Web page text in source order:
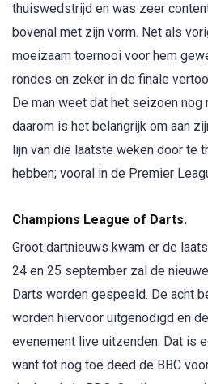
thuiswedstrijd en was zeer
bovenal met zijn vorm. Net als
moeizaam toernooi voor hem
rondes en zeker in de finale
De man weet dat het seizoen nog
daarom is het belangrijk om aan
lijn van die laatste weken door te
hebben; vooral in de Premier
Champions League of Darts.
Groot dartnieuws kwam er de
24 en 25 september zal de
Darts worden gespeeld. De acht
worden hiervoor uitgenodigd en
evenement live uitzenden. Dat is
want tot nog toe deed de BBC